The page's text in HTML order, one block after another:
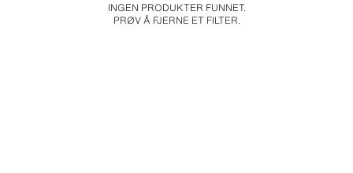
INGEN PRODUKTER FUNNET.
PRØV Å FJERNE ET FILTER.